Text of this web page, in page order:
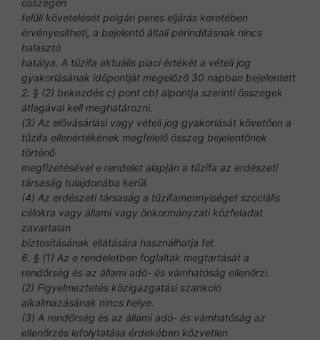
felüli követelését polgári peres eljárás keretében
érvényesítheti, a bejelentő általi perindításnak nincs
halasztó
hatálya. A tűzifa aktuális piaci értékét a vételi jog
gyakorlásának időpontját megelőző 30 napban bejelentett
2. § (2) bekezdés c) pont cb) alpontja szerinti összegek
átlagával kell meghatározni.
(3) Az elővásárlási vagy vételi jog gyakorlását követően a
tűzifa ellenértékének megfelelő összeg bejelentőnek
történő
megfizetésével e rendelet alapján a tűzifa az erdészeti
társaság tulajdonába kerül.
(4) Az erdészeti társaság a tűzifamennyiséget szociális
célokra vagy állami vagy önkormányzati közfeladat
zavartalan
biztosításának ellátására használhatja fel.
6. § (1) Az e rendeletben foglaltak megtartását a
rendőrség és az állami adó- és vámhatóság ellenőrzi.
(2) Figyelmeztetés közigazgatási szankció
alkalmazásának nincs helye.
(3) A rendőrség és az állami adó- és vámhatóság az
ellenőrzés lefolytatása érdekében közvetlen